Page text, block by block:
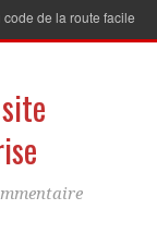
de la route facilement